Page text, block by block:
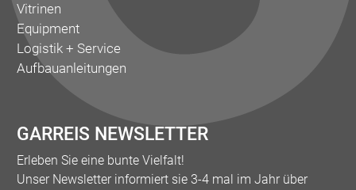
Vitrinen
Equipment
Logistik + Service
Aufbauanleitungen
GARREIS NEWSLETTER
Erleben Sie eine bunte Vielfalt!
Unser Newsletter informiert sie 3-4 mal im Jahr über